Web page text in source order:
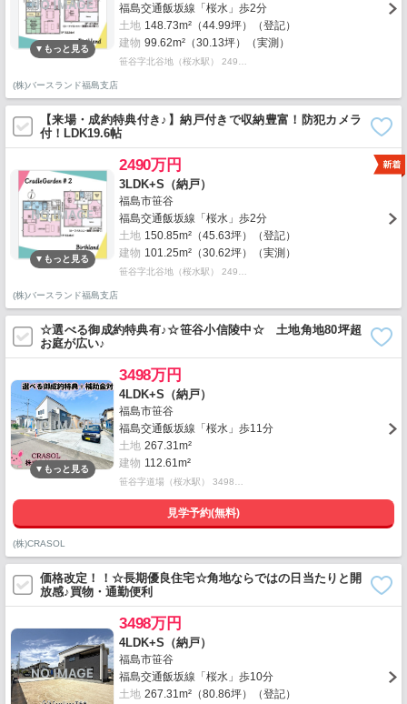
福島交通飯坂線「桜水」歩2分
土地 148.73m²（44.99坪）（登記）
建物 99.62m²（30.13坪）（実測）
笹谷字北谷地（桜水駅） 249…
(株)バースランド福島支店
【来場・成約特典付き♪】納戸付きで収納豊富！防犯カメラ
付！LDK19.6帖
2490万円
3LDK+S（納戸）
福島市笹谷
福島交通飯坂線「桜水」歩2分
土地 150.85m²（45.63坪）（登記）
建物 101.25m²（30.62坪）（実測）
笹谷字北谷地（桜水駅） 249…
(株)バースランド福島支店
☆選べる御成約特典有♪☆笹谷小信陵中☆ 土地角地80坪超
お庭が広い♪
3498万円
4LDK+S（納戸）
福島市笹谷
福島交通飯坂線「桜水」歩11分
土地 267.31m²
建物 112.61m²
笹谷字道場（桜水駅） 3498…
見学予約(無料)
(株)CRASOL
価格改定！！☆長期優良住宅☆角地ならではの日当たりと開
放感♪買物・通勤便利
3498万円
4LDK+S（納戸）
福島市笹谷
福島交通飯坂線「桜水」歩10分
土地 267.31m²（80.86坪）（登記）